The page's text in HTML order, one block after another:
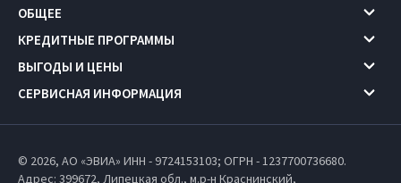
ОБЩЕЕ
КРЕДИТНЫЕ ПРОГРАММЫ
ВЫГОДЫ И ЦЕНЫ
СЕРВИСНАЯ ИНФОРМАЦИЯ
© 2026, АО «ЭВИА» ИНН - 9724153103; ОГРН - 1237700736680.
Адрес: 399672, Липецкая обл., м.р-н Краснинский,